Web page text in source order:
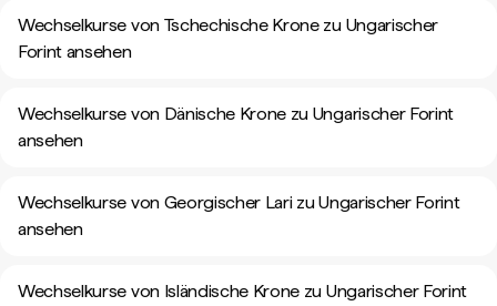
Wechselkurse von Tschechische Krone zu Ungarischer
Forint ansehen
Wechselkurse von Dänische Krone zu Ungarischer Forint
ansehen
Wechselkurse von Georgischer Lari zu Ungarischer Forint
ansehen
Wechselkurse von Isländische Krone zu Ungarischer Forint